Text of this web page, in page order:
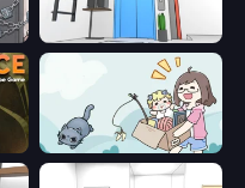
Elevator Room Escape
Find Cat 2